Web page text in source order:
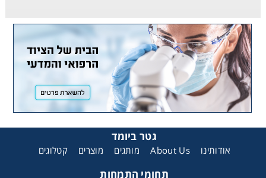
גטר ביומד
אודותינו About Us מותגים מוצרים קטלוגים
תחומי התמחות